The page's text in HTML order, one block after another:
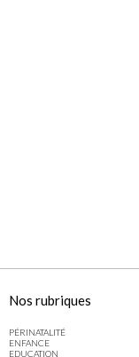
Nos rubriques
PÉRINATALITÉ
ENFANCE
EDUCATION